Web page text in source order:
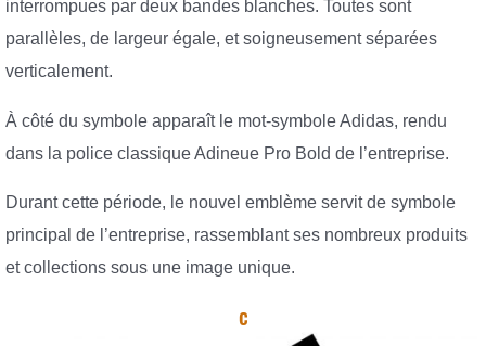
interrompues par deux bandes blanches. Toutes sont
parallèles, de largeur égale, et soigneusement séparées
verticalement.
À côté du symbole apparaît le mot-symbole Adidas, rendu
dans la police classique Adineue Pro Bold de l’entreprise.
Durant cette période, le nouvel emblème servit de symbole
principal de l’entreprise, rassemblant ses nombreux produits
et collections sous une image unique.
с